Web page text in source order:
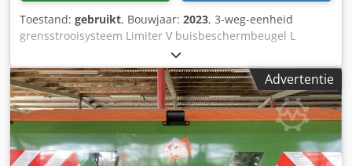
Toestand: gebruikt, Bouwjaar: 2023, 3-weg-eenheid
grensstrooisysteem Limiter V buisbeschermbeugel L
mechanische / positieweergave strooimechanisme ZA-V
opzetbak S 2000 inbouwdelen voor / ZA-basismachines
aftakas met wrijvingskoppeling spatbord L en ladders /
LED-achterverlichting Dkjdot Dwibepfx Aa Ier
Advertentie